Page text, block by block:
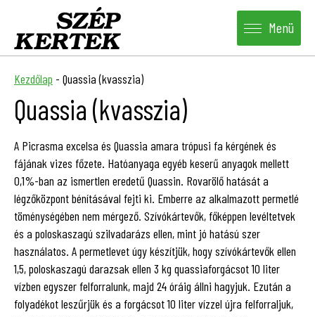
Menü
Kezdőlap - Quassia (kvasszia)
Quassia (kvasszia)
A Picrasma excelsa és Quassia amara trópusi fa kérgének és
fájának vizes főzete. Hatóanyaga egyéb keserű anyagok mellett
0,1%-ban az ismertlen eredetű Quassin. Rovarölő hatását a
légzőközpont bénításával fejti ki. Emberre az alkalmazott permetlé
töménységében nem mérgező. Szívókártevők, főképpen levéltetvek
és a poloskaszagú szilvadarázs ellen, mint jó hatású szer
használatos. A permetlevet úgy készítjük, hogy szívókártevők ellen
1,5, poloskaszagú darazsak ellen 3 kg quassiaforgácsot 10 liter
vízben egyszer felforralunk, majd 24 óráig állni hagyjuk. Ezután a
folyadékot leszűrjük és a forgácsot 10 liter vízzel újra felforraljuk,